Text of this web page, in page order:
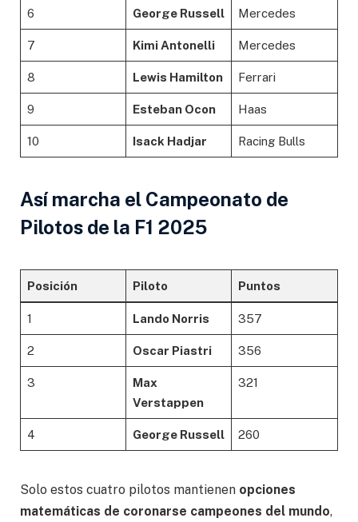
6 George Russell Mercedes
7 Kimi Antonelli Mercedes
8 Lewis Hamilton Ferrari
9 Esteban Ocon Haas
10 Isack Hadjar Racing Bulls
Así marcha el Campeonato de
Pilotos de la F1 2025
Posición Piloto Puntos
1 Lando Norris 357
2 Oscar Piastri 356
3
Max
Verstappen
321
4 George Russell 260
Solo estos cuatro pilotos mantienen opciones
matemáticas de coronarse campeones del mundo,